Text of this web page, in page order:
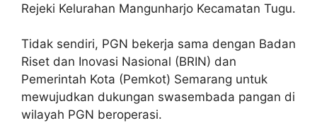
Rejeki Kelurahan Mangunharjo Kecamatan Tugu.
Tidak sendiri, PGN bekerja sama dengan Badan
Riset dan Inovasi Nasional (BRIN) dan
Pemerintah Kota (Pemkot) Semarang untuk
mewujudkan dukungan swasembada pangan di
wilayah PGN beroperasi.